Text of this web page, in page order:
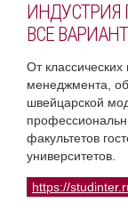
ИНДУСТРИЯ
ВСЕ
От
менеджмента,
швейцарской
факультетов
университетов.
https://